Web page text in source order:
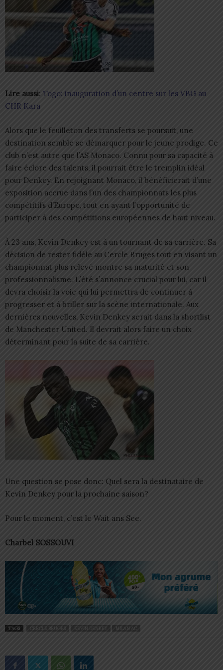
Lire aussi: Togo: inauguration d’un centre sur les VBG au
CHR Kara
Alors que le feuilleton des transferts se poursuit, une
destination semble se démarquer pour le jeune prodige. Ce
club n’est autre que l’AS Monaco. Connu pour sa capacité à
faire éclore des talents, il pourrait être le tremplin idéal
pour Denkey. En rejoignant Monaco, il bénéficierait d’une
exposition accrue dans l’un des championnats les plus
compétitifs d’Europe, tout en ayant l’opportunité de
participer à des compétitions européennes de haut niveau.
À 23 ans, Kevin Denkey est à un tournant de sa carrière. Sa
décision de rester fidèle au Cercle Bruges tout en visant un
championnat plus relevé montre sa maturité et son
professionnalisme. L’été s’annonce crucial pour lui, car il
devra choisir la voie qui lui permettra de continuer à
progresser et à briller sur la scène internationale. Aux
dernières nouvelles, Kevin Denkey serait dans la shortlist
de Manchester United. Il devrait alors faire un choix
déterminant pour la suite de sa carrière.
Une question se pose donc: Quel sera la destinataire de
Kevin Denkey pour la prochaine saison?
Pour le moment, c’est le Wait ans See.
Charbel SOSSOUVI
TAGS CERCLE BRUGES KEVIN DENKEY MILAN AC